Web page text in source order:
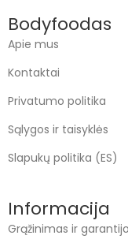
Bodyfoodas
Apie mus
Kontaktai
Privatumo politika
Sąlygos ir taisyklės
Slapukų politika (ES)
Informacija
Grąžinimas ir